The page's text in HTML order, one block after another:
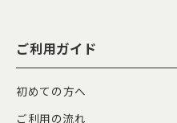
ご利用ガイド
初めての方へ
ご利用の流れ